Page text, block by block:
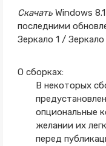
Скачать Windows
последними
Зеркало 1 / Зеркало
О сборках:
В некоторых
опциональные
желании их
перед